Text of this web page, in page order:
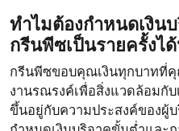
ทำไมต้องกำหนดเงิน
กรีนพีซเป็นรายครั้งไ
กรีนพีซขอบคุณเงินทุกบาทที่
งานรณรงค์เพื่อสิ่งแวดล้อมกั
ขึ้นอยู่กับความประสงค์ของผู้